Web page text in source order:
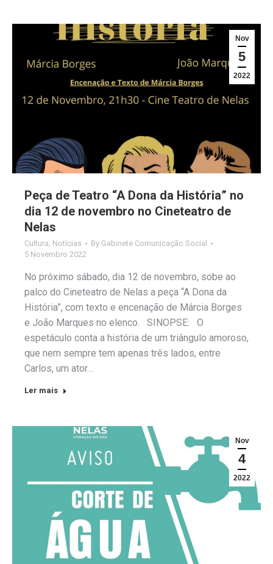
Nov
5
2022
Peça de Teatro “A Dona da História” no
dia 12 de novembro no Cineteatro de
Nelas
Cultura Notícias By Gabinete Comunicação Social
5 Novembro 2022
No próximo sábado, dia 12 de novembro, sobe ao
palco do Cineteatro de Nelas a peça “A Dona da
História”, com texto e encenação de Márcia Borges
e João Marques no elenco. SINOPSE: O
espetáculo conta a história de um triângulo amoroso,
que nem sempre tem apenas três lados, entre
Carlos, um ator…
Ler mais
Nov
4
2022